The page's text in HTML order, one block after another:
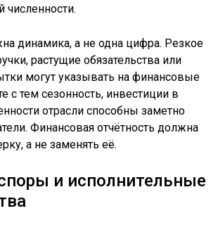
численности.
динамика, а не одна цифра. Резкое
растущие обязательства или
могут указывать на финансовые
с тем сезонность, инвестиции в
отрасли способны заметно
Финансовая отчётность должна
а не заменять её.
и исполнительные